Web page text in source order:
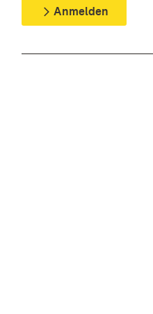
Anmelden